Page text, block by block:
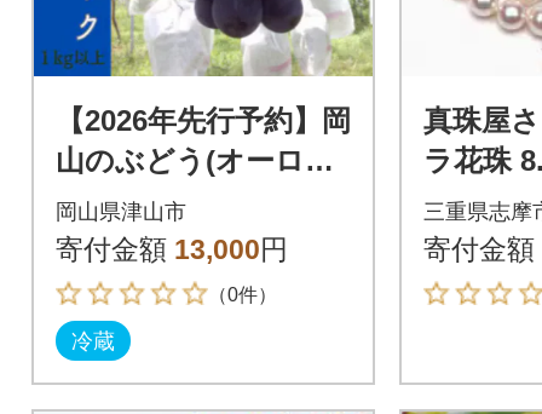
【2026年先行予約】岡
山のぶどう(オーロラ
ブラック)1kg(2房)
岡山県津山市
寄付金額 13,000円
（0件）
冷蔵
真珠屋
ラ花珠
アコヤ
レス ピ
三重県志摩
寄付金額